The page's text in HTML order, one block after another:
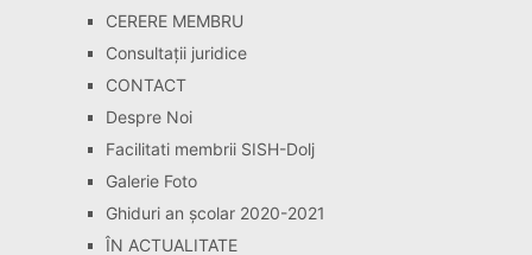
CERERE MEMBRU
Consultaţii juridice
CONTACT
Despre Noi
Facilitati membrii SISH-Dolj
Galerie Foto
Ghiduri an școlar 2020-2021
ÎN ACTUALITATE